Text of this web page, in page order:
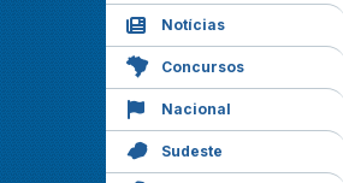
Notícias
Concursos
Nacional
Sudeste